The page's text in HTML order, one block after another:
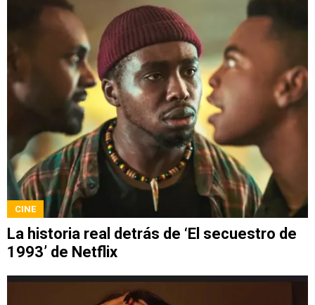
CINE
La historia real detrás de ‘El secuestro de
1993’ de Netflix